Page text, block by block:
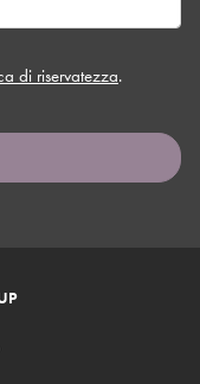
di riservatezza.